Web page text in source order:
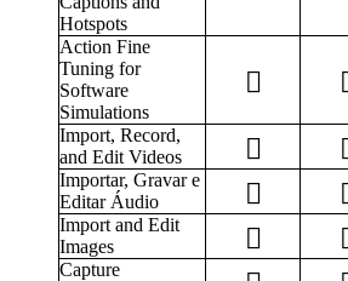
Hotspots
Action Fine
Tuning for
Software
Simulations
Import, Record,
and Edit Videos
Importar, Gravar e
Editar Áudio
Import and Edit
Images
Capture